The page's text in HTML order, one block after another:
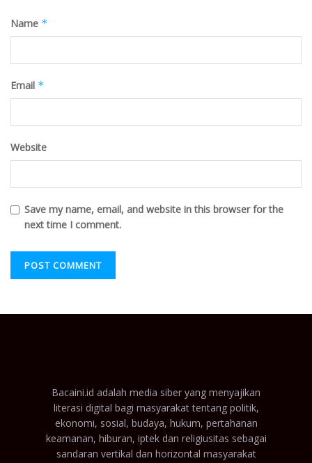
Name *
Email *
Website
Save my name, email, and website in this browser for the
next time I comment.
Bacaini.id adalah media siber yang menyajikan
literasi digital bagi masyarakat tentang politik,
ekonomi, sosial, budaya, hukum, pertahanan
keamanan, hiburan, iptek dan religiusitas sebagai
sandaran vertikal dan horizontal masyarakat